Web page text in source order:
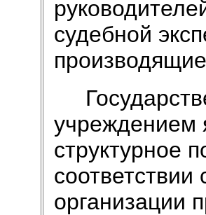
судебной
учреждением
структурное
организации